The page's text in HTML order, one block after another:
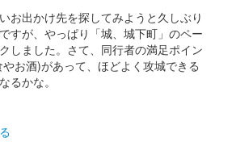
印 お城EXPO 2024限定版 立体ver.
開催されたお城EXPO 2024の小田原城・
推進協議会ブースにて販売された御城
お出かけ先を探してみようと久しぶり
すが、やっぱり「城、城下町」のペー
しました。さて、同行者の満足ポイン
やお酒)があって、ほどよく攻城できる
るかな。